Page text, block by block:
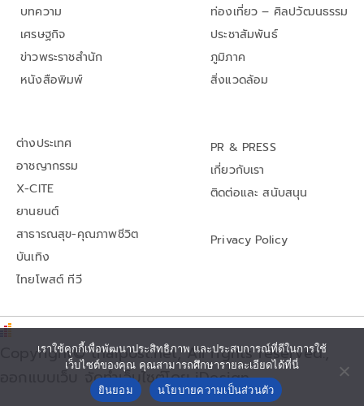
บทความ
เศรษฐกิจ
ข่าวพระราชสำนัก
หนังสือพิมพ์
ท่องเที่ยว – ศิลปวัฒนธรรม
ประชาสัมพันธ์
ภูมิภาค
สิ่งแวดล้อม
ต่างประเทศ
อาชญากรรม
X-CITE
ยานยนต์
สาธารณสุข-คุณภาพชีวิต
บันเทิง
ไทยโพสต์ ทีวี
PR & PRESS
เกี่ยวกับเรา
ติดต่อและ สนับสนุน
Privacy Policy
Copyright© thaipost.net, All rights reserved.,
ออกแบบเว็บ จัดทำเว็บไซต์โดย iDesign
เราใช้คุกกี้เพื่อพัฒนาประสิทธิภาพ และประสบการณ์ที่ดีในการใช้
เว็บไซต์ของคุณ คุณสามารถศึกษารายละเอียดได้ที่นี่
ยินยอม
นโยบายความเป็นส่วนตัว